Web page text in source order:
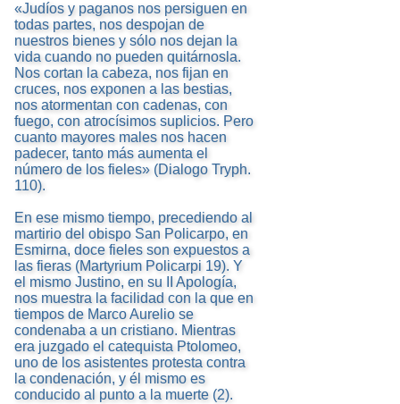
«Judíos y paganos nos persiguen en
todas partes, nos despojan de
nuestros bienes y sólo nos dejan la
vida cuando no pueden quitárnosla.
Nos cortan la cabeza, nos fijan en
cruces, nos exponen a las bestias,
nos atormentan con cadenas, con
fuego, con atrocísimos suplicios. Pero
cuanto mayores males nos hacen
padecer, tanto más aumenta el
número de los fieles» (Dialogo Tryph.
110).
En ese mismo tiempo, precediendo al
martirio del obispo San Policarpo, en
Esmirna, doce fieles son expuestos a
las fieras (Martyrium Policarpi 19). Y
el mismo Justino, en su II Apología,
nos muestra la facilidad con la que en
tiempos de Marco Aurelio se
condenaba a un cristiano. Mientras
era juzgado el catequista Ptolomeo,
uno de los asistentes protesta contra
la condenación, y él mismo es
conducido al punto a la muerte (2).